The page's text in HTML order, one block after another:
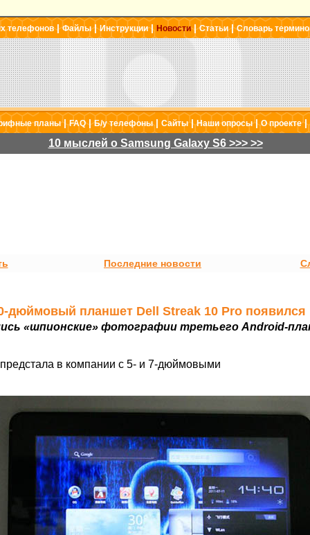
телефонов|Файлы|Инструкции| Новости|Статьи|Словарь
планы|FAQ|Б/у телефоны| Сайты|Наши опросы|О проекте|
10 мыслей о Samsung Galaxy S6 >>> >>
Последние новости
дюймовый планшет Dell Streak 10 Pro
«шпионские» фотографии третьего Android-
в компании с 5- и 7-дюймовыми